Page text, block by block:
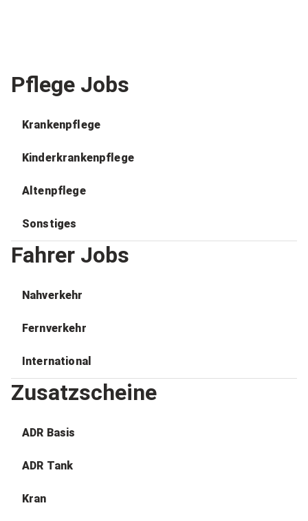
Pflege Jobs
Krankenpflege
Kinderkrankenpflege
Altenpflege
Sonstiges
Fahrer Jobs
Nahverkehr
Fernverkehr
International
Zusatzscheine
ADR Basis
ADR Tank
Kran